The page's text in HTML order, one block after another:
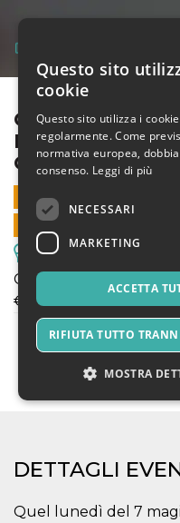
CENA CON
CENA CON
CASTELLO DI
3 GENNAIO 2020 -
VENDITE ONLINE
Escursioni &
Cena con delitto
€ a testa
DETTAGLI
Quel lunedì del 7
Questo sito
cookie
Questo sito utilizza i
regolarmente. Come
normativa europea,
consenso. Leggi di più
NECESSARI
MARKETING
ACCETTA
RIFIUTA TUTTO
MOSTRA
I cookie strettamente
senza.